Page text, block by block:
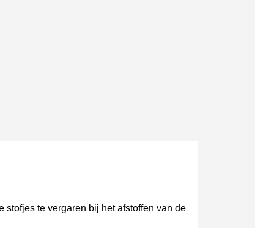
dan 1 minuut
stofjes te vergaren bij het afstoffen van de